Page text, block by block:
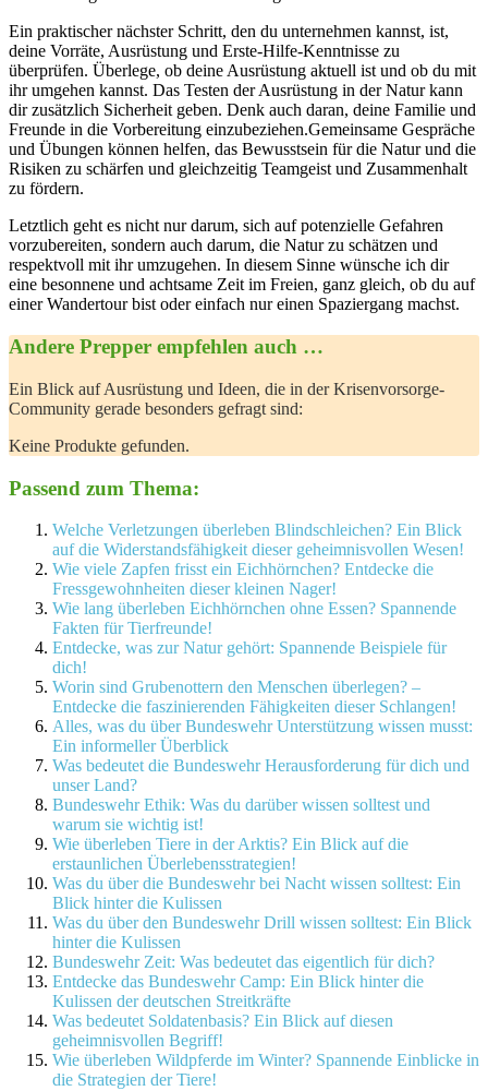
Ein praktischer nächster Schritt, den du unternehmen kannst, ist,⁢
deine Vorräte, Ausrüstung und Erste-Hilfe-Kenntnisse zu
überprüfen.⁢ Überlege, ob ⁣deine Ausrüstung aktuell ist und ob du mit
ihr umgehen kannst. Das Testen der Ausrüstung in der ⁣Natur‌ kann
dir zusätzlich Sicherheit geben. Denk auch daran, deine Familie und
Freunde in​ die Vorbereitung einzubeziehen.Gemeinsame Gespräche
⁤und Übungen können helfen, das Bewusstsein ​für die Natur und​ die
Risiken ‌zu schärfen und gleichzeitig Teamgeist und ‌Zusammenhalt
zu ‌fördern.
Letztlich geht es nicht nur⁣ darum, ⁢sich auf potenzielle Gefahren
vorzubereiten, sondern auch darum, die Natur zu schätzen und
respektvoll mit ihr umzugehen. ‍In diesem Sinne ‍wünsche ich dir
eine besonnene⁢ und achtsame Zeit im Freien, ganz gleich, ob du auf
einer Wandertour bist oder einfach nur einen Spaziergang machst.
Andere Prepper empfehlen auch …
Ein Blick auf ‌Ausrüstung und Ideen, die in der ⁣Krisenvorsorge-
Community gerade besonders gefragt sind:
Keine Produkte gefunden.
Passend zum Thema:
Welche Verletzungen überleben Blindschleichen? Ein Blick
auf die Widerstandsfähigkeit dieser geheimnisvollen Wesen!
Wie viele Zapfen frisst ein Eichhörnchen? Entdecke die
Fressgewohnheiten dieser kleinen Nager!
Wie lang überleben Eichhörnchen ohne Essen? Spannende
Fakten für Tierfreunde!
Entdecke, was zur Natur gehört: Spannende Beispiele für
dich!
Worin sind Grubenottern den Menschen überlegen? –
Entdecke die faszinierenden Fähigkeiten dieser Schlangen!
Alles, was du über Bundeswehr Unterstützung wissen musst:
Ein informeller Überblick
Was bedeutet die Bundeswehr Herausforderung für dich und
unser Land?
Bundeswehr Ethik: Was du darüber wissen solltest und
warum sie wichtig ist!
Wie überleben Tiere in der Arktis? Ein Blick auf die
erstaunlichen Überlebensstrategien!
Was du über die Bundeswehr bei Nacht wissen solltest: Ein
Blick hinter die Kulissen
Was du über den Bundeswehr Drill wissen solltest: Ein Blick
hinter die Kulissen
Bundeswehr Zeit: Was bedeutet das eigentlich für dich?
Entdecke das Bundeswehr Camp: Ein Blick hinter die
Kulissen der deutschen Streitkräfte
Was bedeutet Soldatenbasis? Ein Blick auf diesen
geheimnisvollen Begriff!
Wie überleben Wildpferde im Winter? Spannende Einblicke in
die Strategien der Tiere!